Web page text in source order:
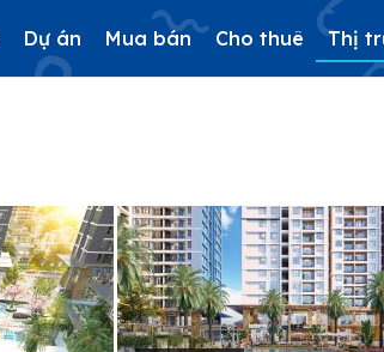
Dự án Mua bán Cho thuê Thị